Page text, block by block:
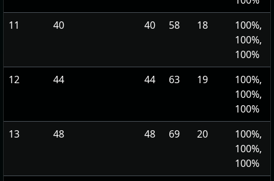
11
40 40 58 18
100%,
100%,
100%
12
44 44 63 19
100%,
100%,
100%
13
48 48 69 20
100%,
100%,
100%